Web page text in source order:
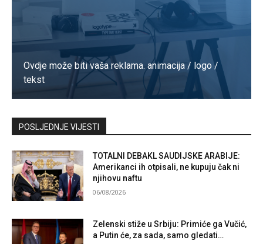
Ovdje može biti vaša reklama. animacija / logo /
tekst
Kontaktirajte nas
POSLJEDNJE VIJESTI
TOTALNI DEBAKL SAUDIJSKE ARABIJE:
Amerikanci ih otpisali, ne kupuju čak ni
njihovu naftu
06/08/2026
Zelenski stiže u Srbiju: Primiće ga Vučić,
a Putin će, za sada, samo gledati…